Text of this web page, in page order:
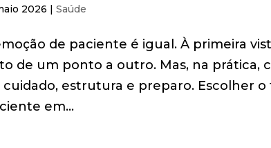
2026 |Saúde
de paciente é igual. À primeira
de um ponto a outro. Mas, na prática,
estrutura e preparo. Escolher
em...